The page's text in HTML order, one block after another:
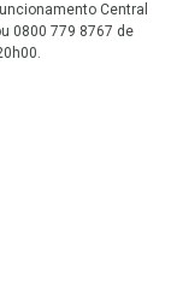
Central
0800 779 8767 de